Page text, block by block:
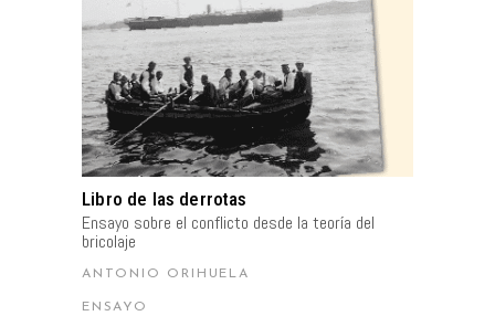
Libro de las derrotas
Ensayo sobre el conflicto desde la teoría del
bricolaje
ANTONIO ORIHUELA
ENSAYO